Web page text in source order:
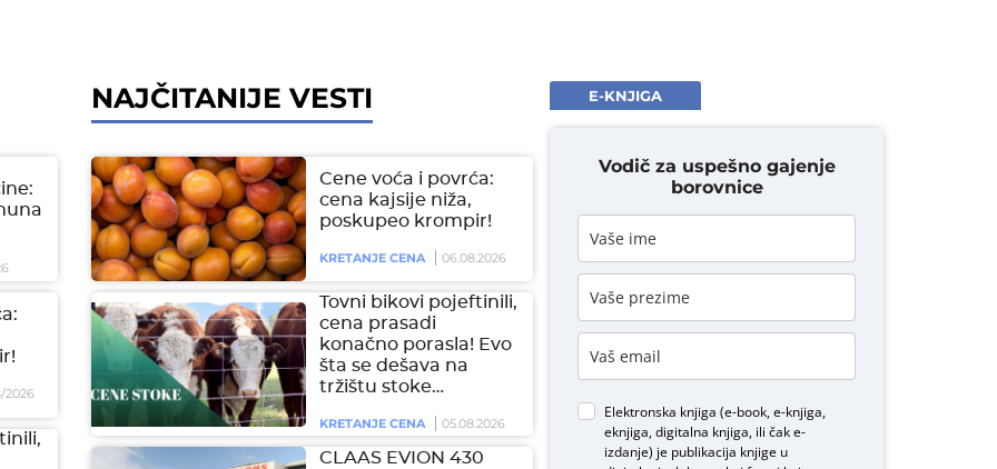
2026
NAJČITANIJE VESTI
Cene voća i povrća:
cena kajsije niža,
poskupeo krompir!
KRETANJE CENA 06.08.2026
Tovni bikovi pojeftinili,
cena prasadi
konačno porasla! Evo
šta se dešava na
tržištu stoke…
KRETANJE CENA 05.08.2026
CLAAS EVION 430
E-KNJIGA
Vodič za uspešno gajenje
borovnice
Elektronska knjiga (e-book, e-knjiga,
eknjiga, digitalna knjiga, ili čak e-
izdanje) je publikacija knjige u